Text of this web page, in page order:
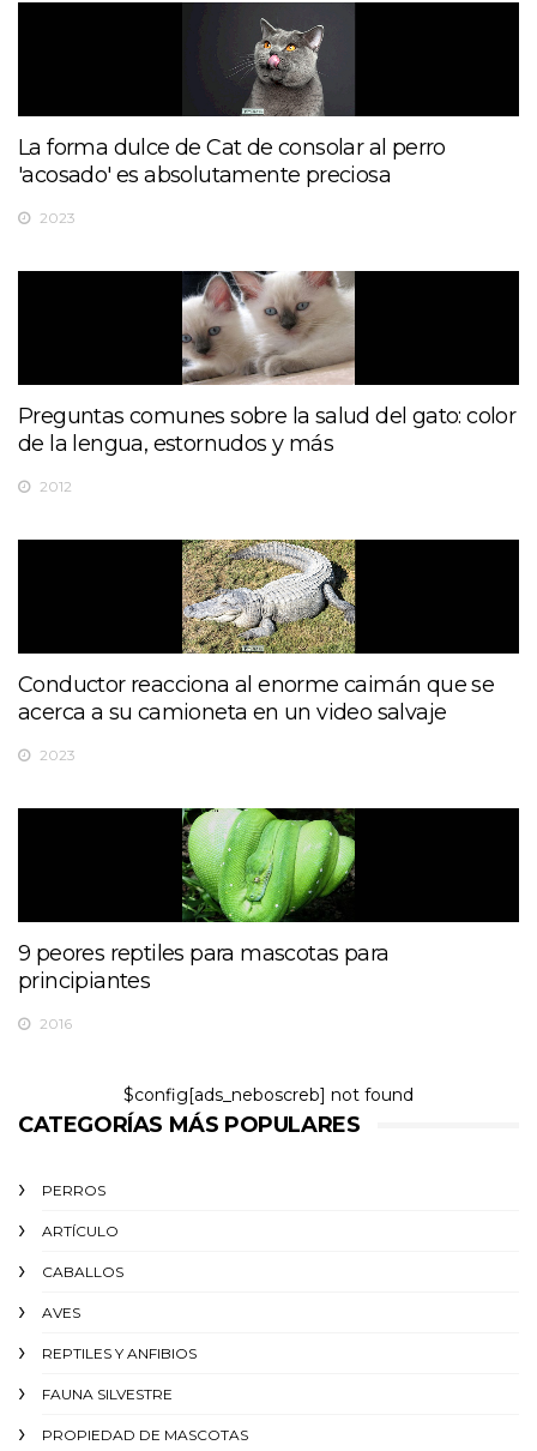
La forma dulce de Cat de consolar al perro
'acosado' es absolutamente preciosa
2023
Preguntas comunes sobre la salud del gato: color
de la lengua, estornudos y más
2012
Conductor reacciona al enorme caimán que se
acerca a su camioneta en un video salvaje
2023
9 peores reptiles para mascotas para
principiantes
2016
$config[ads_neboscreb] not found
CATEGORÍAS MÁS POPULARES
PERROS
ARTÍCULO
CABALLOS
AVES
REPTILES Y ANFIBIOS
FAUNA SILVESTRE
PROPIEDAD DE MASCOTAS